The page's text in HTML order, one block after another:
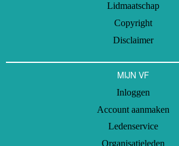
Lidmaatschap
Copyright
Disclaimer
MIJN VF
Inloggen
Account aanmaken
Ledenservice
Organisatieleden